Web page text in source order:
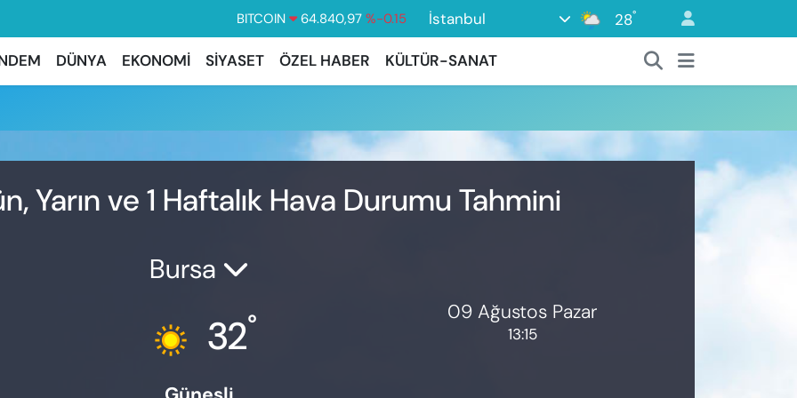
BITCOIN 64.840,97 %-0.15
DOLAR
47,7436
%0.18
EURO
55,2510 %0.32
GRAM ALTIN
6660.55 %0
İstanbul 28°
DÜNYA EKONOMİ SİYASET ÖZEL HABER KÜLTÜR-SANAT
Yarın ve 1 Haftalık Hava Durumu Tahmini
Bursa
32° 09 Ağustos Pazar
13:15